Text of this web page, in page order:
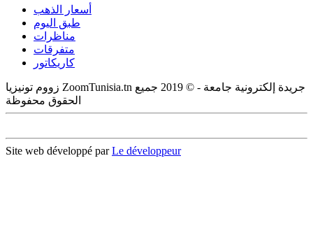
أسعار الذهب
طبق اليوم
مناظرات
متفرقات
كاريكاتور
زووم تونيزيا ZoomTunisia.tn جريدة إلكترونية جامعة - © 2019 جميع
الحقوق محفوظة
Site web développé parLe développeur